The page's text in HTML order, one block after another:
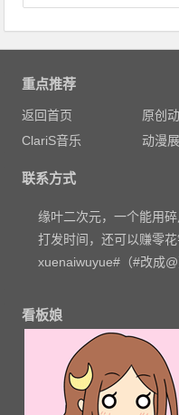
重点推荐
返回首页 原创
ClariS音乐
动漫
联系方式
缘叶二次元，一个能用
打发时间，还可以赚零花
xuenaiwuyue#（#改成
看板娘